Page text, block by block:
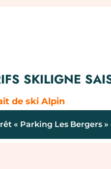
SKILIGNE
de ski Alpin
« Parking Les Bergers »